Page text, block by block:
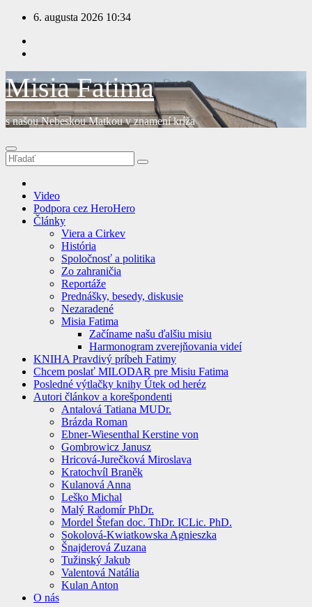
Prejsť
obsah
6. augusta 2026 10:34
Misia Fatima
s našou Nebeskou Matkou v znamení kríža
Video
Podpora cez HeroHero
Články
Viera a Cirkev
História
Spoločnosť a politika
Zo zahraničia
Reportáže
Prednášky, besedy, diskusie
Nezaradené
Misia Fatima
Začíname našu ďalšiu misiu
Harmonogram zverejňovania videí
KNIHA Pravdivý príbeh Fatimy
Chcem poslať MILODAR pre Misiu Fatima
Posledné výtlačky knihy Útek od heréz
Autori článkov a korešpondenti
Antalová Tatiana MUDr.
Brázda Roman
Ebner-Wiesenthal Kerstine von
Gombrowicz Janusz
Hricová-Jurečková Miroslava
Kratochvíl Braněk
Kulanová Anna
Leško Michal
Malý Radomír PhDr.
Mordel Štefan doc. ThDr. ICLic. PhD.
Sokolová-Kwiatkowska Agnieszka
Šnajderová Zuzana
Tužinský Jakub
Valentová Natália
Kulan Anton
O nás